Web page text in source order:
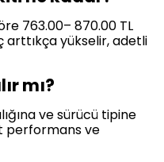
763.00– 870.00 TL
arttıkça yükselir, adetli
mı?
ve sürücü tipine
performans ve